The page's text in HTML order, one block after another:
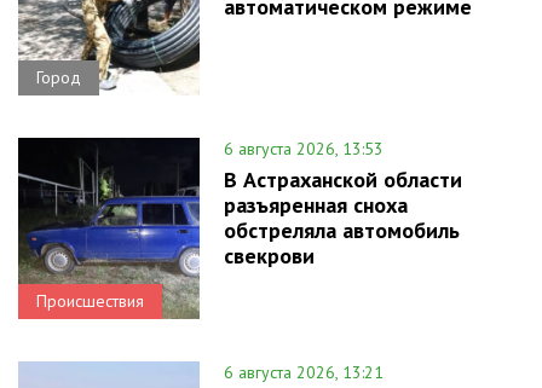
Город
автоматическом режиме
Происшествия
6 августа 2026, 13:53
В Астраханской области
разъяренная сноха
обстреляла автомобиль
свекрови
6 августа 2026, 13:21